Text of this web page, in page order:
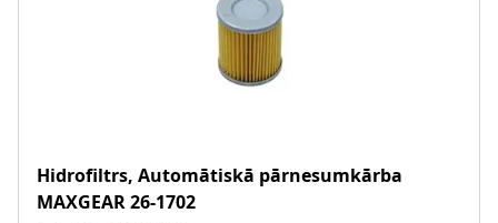
Hidrofiltrs, Automātiskā pārnesumkārba
MAXGEAR26-1702